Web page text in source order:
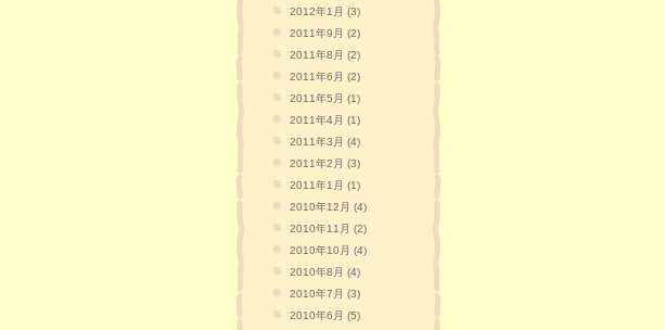
2012年1月 (3)
2011年9月 (2)
2011年8月 (2)
2011年6月 (2)
2011年5月 (1)
2011年4月 (1)
2011年3月 (4)
2011年2月 (3)
2011年1月 (1)
2010年12月 (4)
2010年11月 (2)
2010年10月 (4)
2010年8月 (4)
2010年7月 (3)
2010年6月 (5)